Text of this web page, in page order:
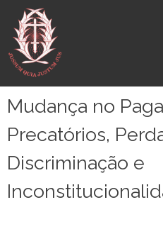
para
conteúdo
Mudança no
Precatórios,
Discriminação e